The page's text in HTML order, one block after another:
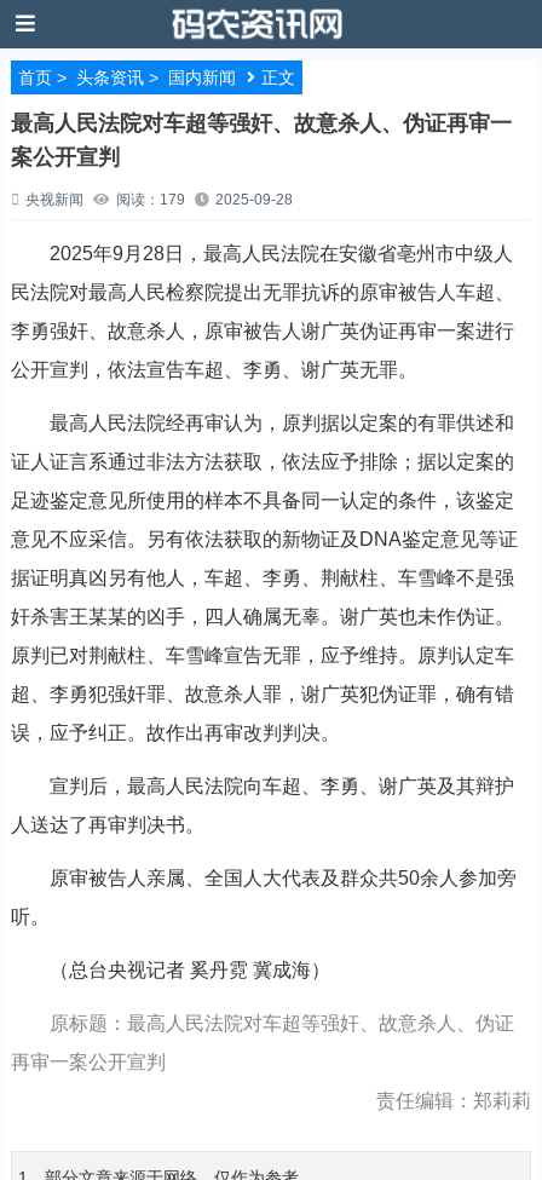
首页> 头条资讯> 国内新闻 正文
最高人民法院对车超等强奸、故意杀人、伪证再审一
案公开宣判
央视新闻 阅读：179 2025-09-28
2025年9月28日，最高人民法院在安徽省亳州市中级人
民法院对最高人民检察院提出无罪抗诉的原审被告人车超、
李勇强奸、故意杀人，原审被告人谢广英伪证再审一案进行
公开宣判，依法宣告车超、李勇、谢广英无罪。
最高人民法院经再审认为，原判据以定案的有罪供述和
证人证言系通过非法方法获取，依法应予排除；据以定案的
足迹鉴定意见所使用的样本不具备同一认定的条件，该鉴定
意见不应采信。另有依法获取的新物证及DNA鉴定意见等证
据证明真凶另有他人，车超、李勇、荆献柱、车雪峰不是强
奸杀害王某某的凶手，四人确属无辜。谢广英也未作伪证。
原判已对荆献柱、车雪峰宣告无罪，应予维持。原判认定车
超、李勇犯强奸罪、故意杀人罪，谢广英犯伪证罪，确有错
误，应予纠正。故作出再审改判判决。
宣判后，最高人民法院向车超、李勇、谢广英及其辩护
人送达了再审判决书。
原审被告人亲属、全国人大代表及群众共50余人参加旁
听。
（总台央视记者 奚丹霓 冀成海）
原标题：最高人民法院对车超等强奸、故意杀人、伪证
再审一案公开宣判
责任编辑：郑莉莉